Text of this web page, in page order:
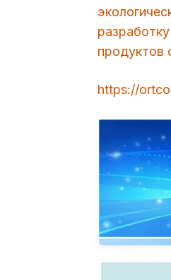
продуктов
https://